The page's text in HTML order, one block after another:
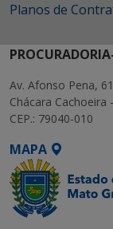
Planos de
Av. Afonso Pena,
Chácara
CEP.: 79040-010
MAPA